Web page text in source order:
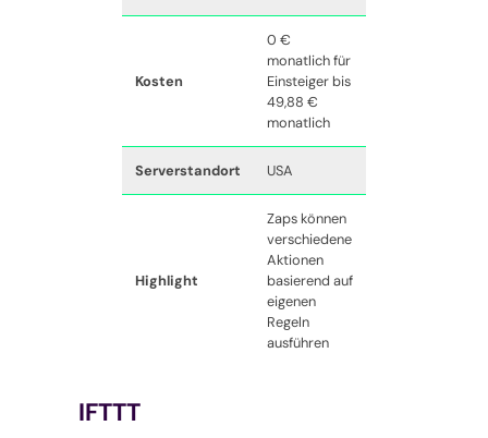
Kosten
0 €
monatlich für
Einsteiger bis
49,88 €
monatlich
Serverstandort USA
Highlight
Zaps können
verschiedene
Aktionen
basierend auf
eigenen
Regeln
ausführen
IFTTT